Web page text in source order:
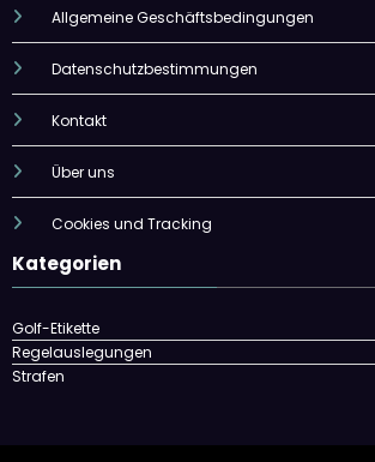
Allgemeine Geschäftsbedingungen
Datenschutzbestimmungen
Kontakt
Über uns
Cookies und Tracking
Kategorien
Golf-Etikette
Regelauslegungen
Strafen